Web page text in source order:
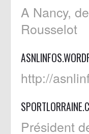
A Nancy,
Rousselot
http://
Président